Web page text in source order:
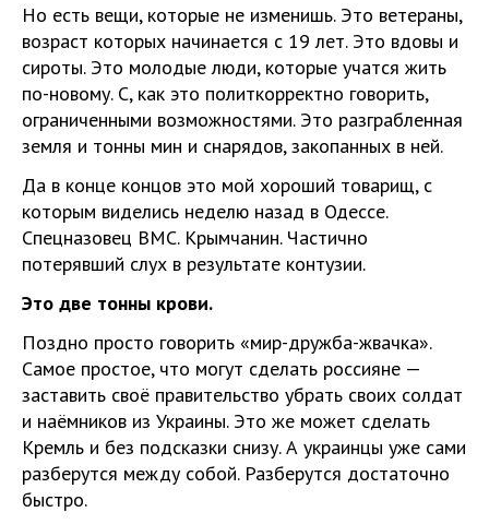
Но есть вещи, которые не изменишь. Это ветераны,
возраст которых начинается с 19 лет. Это вдовы и
сироты. Это молодые люди, которые учатся жить
по-новому. С, как это политкорректно говорить,
ограниченными возможностями. Это разграбленная
земля и тонны мин и снарядов, закопанных в ней.
Да в конце концов это мой хороший товарищ, с
которым виделись неделю назад в Одессе.
Спецназовец ВМС. Крымчанин. Частично
потерявший слух в результате контузии.
Это две тонны крови.
Поздно просто говорить «мир-дружба-жвачка».
Самое простое, что могут сделать россияне —
заставить своё правительство убрать своих солдат
и наёмников из Украины. Это же может сделать
Кремль и без подсказки снизу. А украинцы уже сами
разберутся между собой. Разберутся достаточно
быстро.